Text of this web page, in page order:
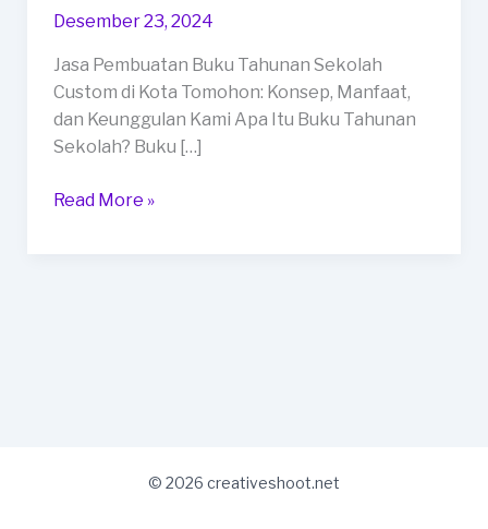
Desember 23, 2024
Jasa Pembuatan Buku Tahunan Sekolah
Custom di Kota Tomohon: Konsep, Manfaat,
dan Keunggulan Kami Apa Itu Buku Tahunan
Sekolah? Buku […]
Sekolah
di
Kota
Tomohon
Read More »
© 2026 creativeshoot.net